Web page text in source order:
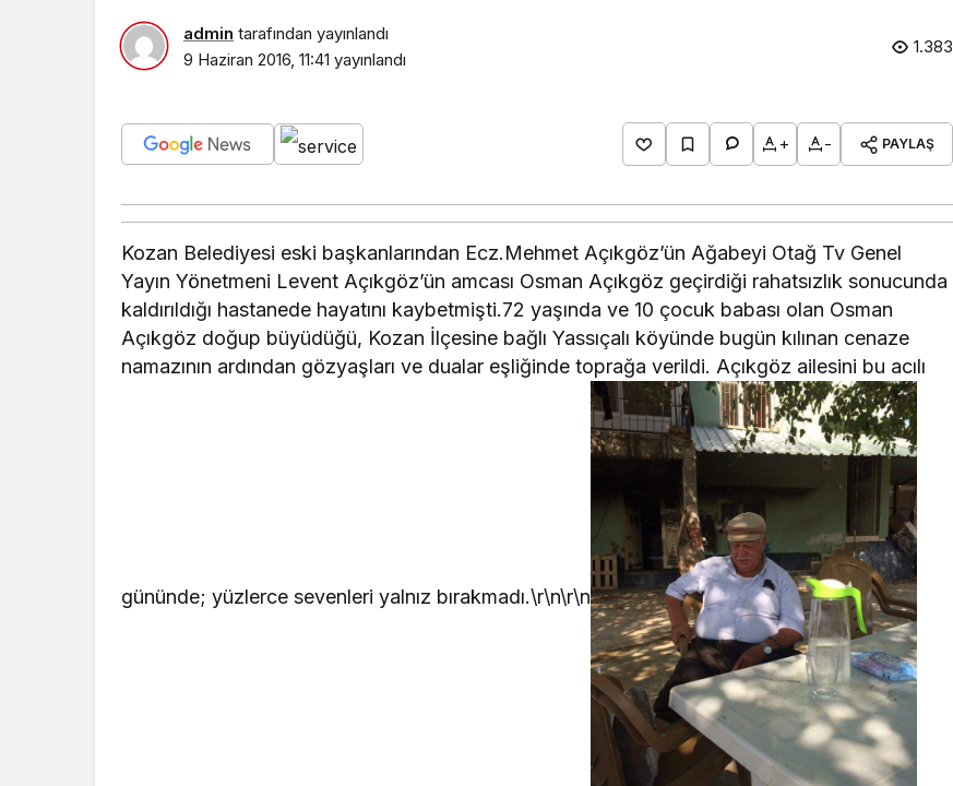
admin tarafından yayınlandı
9 Haziran 2016, 11:41 yayınlandı
1.383
+ - PAYLAŞ
Kozan Belediyesi eski başkanlarından Ecz.Mehmet Açıkgöz’ün Ağabeyi Otağ Tv Genel
Yayın Yönetmeni Levent Açıkgöz’ün amcası Osman Açıkgöz geçirdiği rahatsızlık sonucunda
kaldırıldığı hastanede hayatını kaybetmişti.72 yaşında ve 10 çocuk babası olan Osman
Açıkgöz doğup büyüdüğü, Kozan İlçesine bağlı Yassıçalı köyünde bugün kılınan cenaze
namazının ardından gözyaşları ve dualar eşliğinde toprağa verildi. Açıkgöz ailesini bu acılı
gününde; yüzlerce sevenleri yalnız bırakmadı.\r\n\r\n